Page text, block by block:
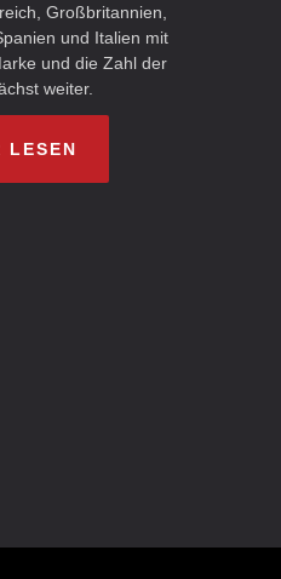
Großbritannien,
und Italien mit
und die Zahl der
weiter.
LESEN